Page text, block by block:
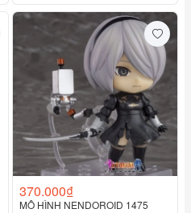
370.000₫
MÔ HÌNH NENDOROID 1475